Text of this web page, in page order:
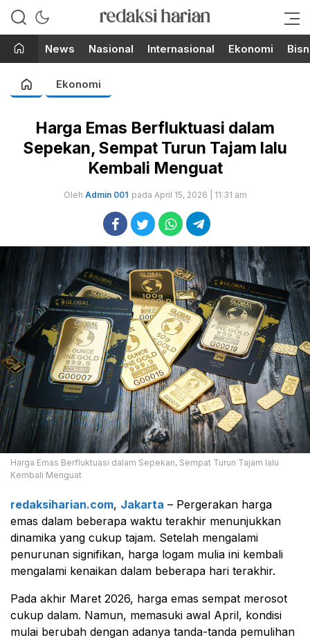
RedaksiHarian.com
Berita Terupdate dari Redaksi
News Nasional Internasional Ekonomi
Ekonomi
Harga Emas Berfluktuasi dalam
Sepekan, Sempat Turun Tajam lalu
Kembali Menguat
Oleh Admin 001 pada April 15, 2026 | 11:31 am
Harga Emas Berfluktuasi dalam Sepekan, Sempat Turun Tajam lalu
Kembali Menguat
redaksiharian.com, Jakarta – Pergerakan harga
emas dalam beberapa waktu terakhir menunjukkan
dinamika yang cukup tajam. Setelah mengalami
penurunan signifikan, harga logam mulia ini kembali
mengalami kenaikan dalam beberapa hari terakhir.
Pada akhir Maret 2026, harga emas sempat merosot
cukup dalam. Namun, memasuki awal April, kondisi
mulai berubah dengan adanya tanda-tanda pemulihan